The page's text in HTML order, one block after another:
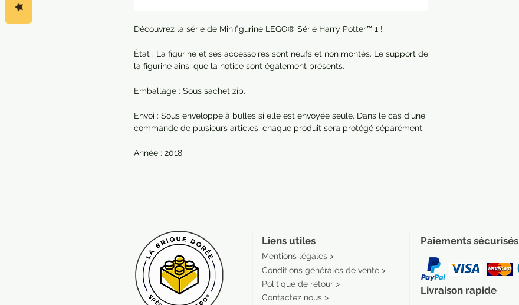
Découvrez la série de Minifigurine LEGO® Série Harry Potter™ 1 !
État : La figurine et ses accessoires sont neufs et non montés. Le support de
la figurine ainsi que la notice sont également présents.
Emballage : Sous sachet zip.
Envoi : Sous enveloppe à bulles si elle est envoyée seule. Dans le cas d'une
commande de plusieurs articles, chaque produit sera protégé séparément.
Année : 2018
Liens utiles
Mentions légales >
Conditions générales de vente >
Politique de retour >
Contactez nous >
Paiements sécurisés
Livraison rapide